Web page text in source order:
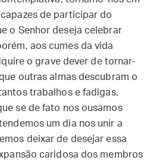
de participar do
o Senhor deseja celebrar
aos cumes da vida
o grave dever de tornar-
outras almas descubram o
trabalhos e fadigas,
se de fato nos ousamos
um dia nos unir a
deixar de desejar essa
caridosa dos membros